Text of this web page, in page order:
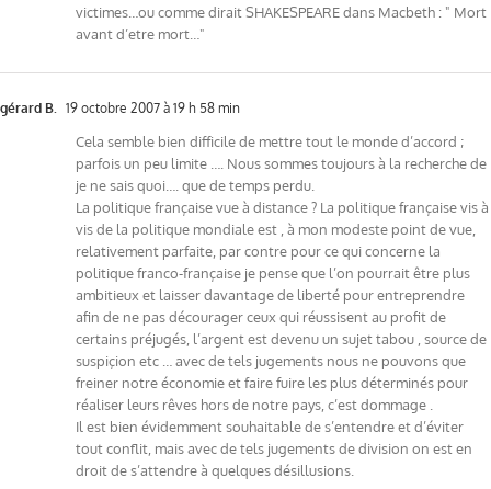
victimes…ou comme dirait SHAKESPEARE dans Macbeth : " Mort
avant d’etre mort…"
gérard B. 19 octobre 2007 à 19 h 58 min
Cela semble bien difficile de mettre tout le monde d’accord ;
parfois un peu limite …. Nous sommes toujours à la recherche de
je ne sais quoi…. que de temps perdu.
La politique française vue à distance ? La politique française vis à
vis de la politique mondiale est , à mon modeste point de vue,
relativement parfaite, par contre pour ce qui concerne la
politique franco-française je pense que l’on pourrait être plus
ambitieux et laisser davantage de liberté pour entreprendre
afin de ne pas décourager ceux qui réussisent au profit de
certains préjugés, l’argent est devenu un sujet tabou , source de
suspiçion etc … avec de tels jugements nous ne pouvons que
freiner notre économie et faire fuire les plus déterminés pour
réaliser leurs rêves hors de notre pays, c’est dommage .
Il est bien évidemment souhaitable de s’entendre et d’éviter
tout conflit, mais avec de tels jugements de division on est en
droit de s’attendre à quelques désillusions.